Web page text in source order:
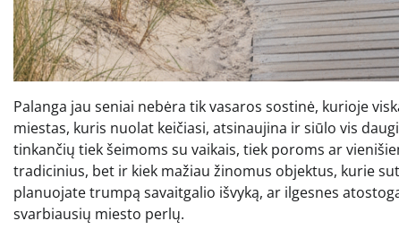
Palanga jau seniai nebėra tik vasaros sostinė, kurioje
miestas, kuris nuolat keičiasi, atsinaujina ir siūlo vis
tinkančių tiek šeimoms su vaikais, tiek poroms ar
tradicinius, bet ir kiek mažiau žinomus objektus, kurie
planuojate trumpą savaitgalio išvyką, ar ilgesnes
svarbiausių miesto perlų.